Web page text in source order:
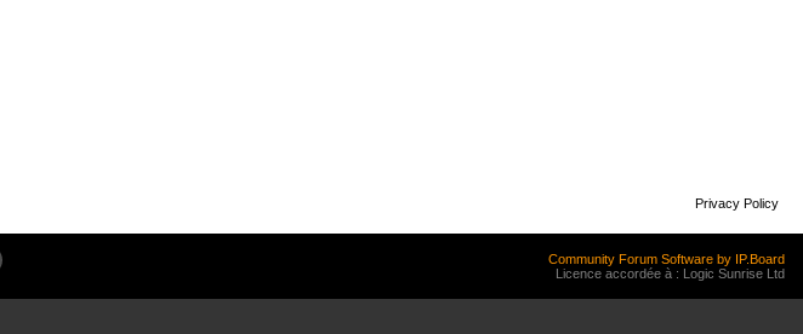
Privacy Policy
Community Forum Software by IP.Board
Licence accordée à : Logic Sunrise Ltd